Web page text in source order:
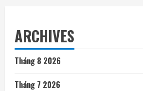
ARCHIVES
Tháng 8 2026
Tháng 7 2026